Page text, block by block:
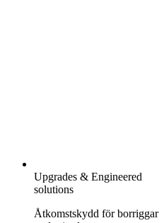
Upgrades & Engineered
solutions
Åtkomstskydd för borriggar